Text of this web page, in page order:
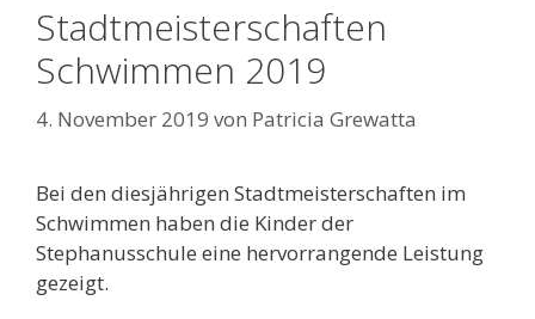
Stadtmeisterschaften
Schwimmen 2019
4. November 2019 von Patricia Grewatta
Bei den diesjährigen Stadtmeisterschaften im
Schwimmen haben die Kinder der
Stephanusschule eine hervorrangende Leistung
gezeigt.